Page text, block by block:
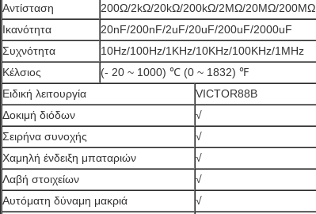
Αντίσταση 200Ω/2kΩ/20kΩ/200kΩ/2MΩ/20MΩ/200MΩ
Ικανότητα
20nF/200nF/2uF/20uF/200uF/2000uF
Συχνότητα
10Hz/100Hz/1KHz/10KHz/100KHz/1MHz
Κέλσιος
(- 20 ~ 1000) ℃ (0 ~ 1832) ℉
Ειδική λειτουργία
VICTOR88B
Δοκιμή διόδων
√
Σειρήνα συνοχής
√
Χαμηλή ένδειξη μπαταριών
√
Λαβή στοιχείων
√
Αυτόματη δύναμη μακριά
√